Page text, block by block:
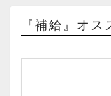
『補給』オス